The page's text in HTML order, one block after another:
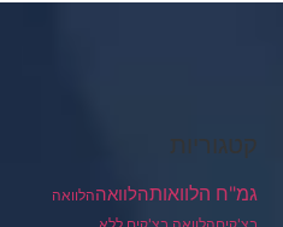
קטגוריות
גמ"ח הלוואותהלוואההלוואה